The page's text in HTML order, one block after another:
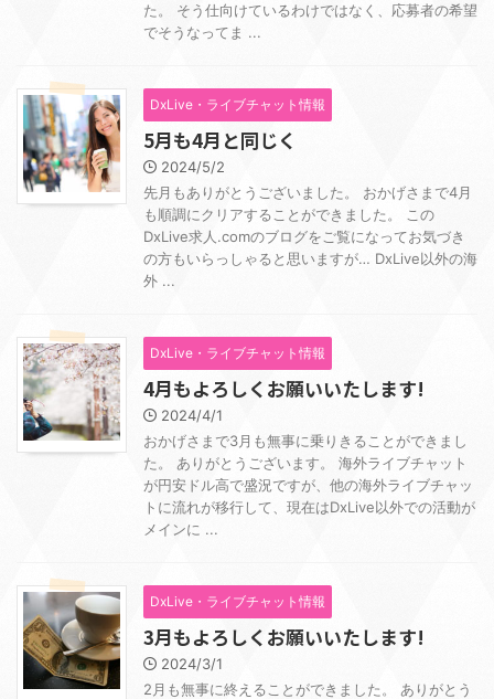
た。 そう仕向けているわけではなく、応募者の希望
でそうなってま ...
DxLive・ライブチャット情報
5月も4月と同じく
2024/5/2
先月もありがとうございました。 おかげさまで4月
も順調にクリアすることができました。 この
DxLive求人.comのブログをご覧になってお気づき
の方もいらっしゃると思いますが… DxLive以外の海
外 ...
DxLive・ライブチャット情報
4月もよろしくお願いいたします!
2024/4/1
おかげさまで3月も無事に乗りきることができまし
た。 ありがとうございます。 海外ライブチャット
が円安ドル高で盛況ですが、他の海外ライブチャッ
トに流れが移行して、現在はDxLive以外での活動が
メインに ...
DxLive・ライブチャット情報
3月もよろしくお願いいたします!
2024/3/1
2月も無事に終えることができました。 ありがとう